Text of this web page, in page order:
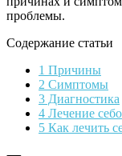
проблемы.
Содержание статьи
1 Причины
2 Симптомы
3 Диагностика
4 Лечение
5 Как лечить